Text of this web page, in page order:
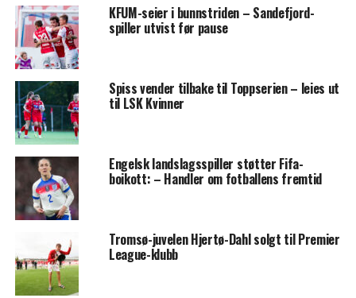
KFUM-seier i bunnstriden – Sandefjord-
spiller utvist før pause
Spiss vender tilbake til Toppserien – leies ut
til LSK Kvinner
Engelsk landslagsspiller støtter Fifa-
boikott: – Handler om fotballens fremtid
Tromsø-juvelen Hjertø-Dahl solgt til Premier
League-klubb